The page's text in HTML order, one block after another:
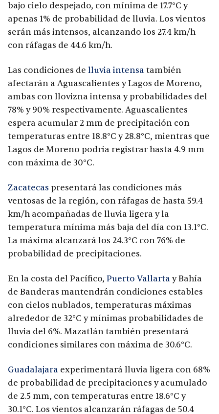
bajo cielo despejado, con mínima de 17.7°C y
apenas 1% de probabilidad de lluvia. Los vientos
serán más intensos, alcanzando los 27.4 km/h
con ráfagas de 44.6 km/h.
Las condiciones de lluvia intensa también
afectarán a Aguascalientes y Lagos de Moreno,
ambas con llovizna intensa y probabilidades del
78% y 90% respectivamente. Aguascalientes
espera acumular 2 mm de precipitación con
temperaturas entre 18.8°C y 28.8°C, mientras que
Lagos de Moreno podría registrar hasta 4.9 mm
con máxima de 30°C.
Zacatecas presentará las condiciones más
ventosas de la región, con ráfagas de hasta 59.4
km/h acompañadas de lluvia ligera y la
temperatura mínima más baja del día con 13.1°C.
La máxima alcanzará los 24.3°C con 76% de
probabilidad de precipitaciones.
En la costa del Pacífico, Puerto Vallarta y Bahía
de Banderas mantendrán condiciones estables
con cielos nublados, temperaturas máximas
alrededor de 32°C y mínimas probabilidades de
lluvia del 6%. Mazatlán también presentará
condiciones similares con máxima de 30.6°C.
Guadalajara experimentará lluvia ligera con 68%
de probabilidad de precipitaciones y acumulado
de 2.5 mm, con temperaturas entre 18.6°C y
30.1°C. Los vientos alcanzarán ráfagas de 50.4